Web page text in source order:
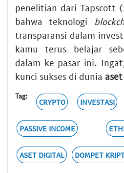
penelitian dari Tapscott
bahwa teknologi
transparansi dalam
kamu terus belajar
dalam ke pasar ini.
kunci sukses di dunia
Tag:
CRYPTO INVESTASI
PASSIVE INCOME
ASET DIGITAL DOMPET